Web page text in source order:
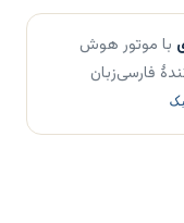
با موتور هوش
فارسی‌زبان